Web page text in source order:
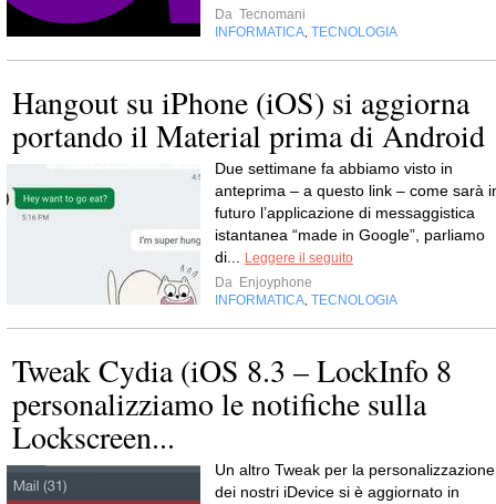
Da Tecnomani
INFORMATICA TECNOLOGIA
Hangout su iPhone (iOS) si aggiorna
portando il Material prima di Android
Due settimane fa abbiamo visto in
anteprima – a questo link – come sarà
futuro l’applicazione di messaggistica
istantanea “made in Google”, parliamo
di...
Leggere il seguito
Da Enjoyphone
INFORMATICA TECNOLOGIA
Tweak Cydia (iOS 8.3 – LockInfo 8
personalizziamo le notifiche sulla
Lockscreen...
Un altro Tweak per la personalizzazione
dei nostri iDevice si è aggiornato in